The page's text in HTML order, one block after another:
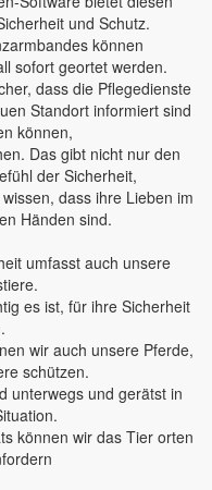
und Schutz.
können
sofort geortet werden.
dass die Pflegedienste
Standort informiert sind
können,
Das gibt nicht nur den
der Sicherheit,
dass ihre Lieben im
Händen sind.
umfasst auch unsere
es ist, für ihre Sicherheit
wir auch unsere Pferde,
schützen.
unterwegs und gerätst in
können wir das Tier orten